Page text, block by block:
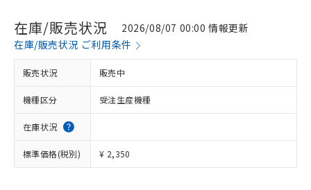
在庫/販売状況
2026/08/07 00:00 情報更新
在庫/販売状況 ご利用条件
販売状況 販売中
機種区分 受注生産機種
在庫状況
標準価格(税別) ¥ 2,350